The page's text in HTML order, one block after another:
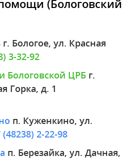
(Бологовский
г. Бологое, ул. Красная
3-32-92
Бологовской ЦРБ г.
Горка, д. 1
п. Куженкино, ул.
(48238) 2-22-98
п. Березайка, ул. Дачная,